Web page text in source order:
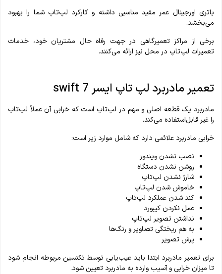
باتری اورجینال عمر مفید مناسبی داشته و کارکرد لپ‌تاپ شما را بهبود
می‌بخشد.
برخی از مراکز تعمیرگاهی در جهت رفاه حال مشتریان خود، خدمات
تعمیرات لپ‌تاپ در محل نیز ارائه می‌کنند.
تعمیر مادربرد لپ تاپ ایسر swift 7
مادربرد یک قطعه اصلی و مهم در لپ‌تاپ است که خرابی آن عملاً لپ‌تاپ
را غیر قابل‌استفاده می‌کند.
خرابی مادربرد علائمی دارد که شامل موارد زیر است:
نصب نشدن ویندوز
روشن نشدن دستگاه
شارژ نشدن لپ‌تاپ
خاموش شدن لپ‌تاپ
کند شدن عملکرد لپ‌تاپ
عمل نکردن کیبورد
نداشتن تصویر لپ‌تاپ
به‌ هم‌ ریختگی تصاویر و رنگ‌ها
پرش تصویر
برای تعمیر مادربرد ابتدا باید عیب‌یابی توسط تکنسین مربوطه انجام شود
تا میزان خرابی و آسیب وارده به مادربرد تعیین شود.